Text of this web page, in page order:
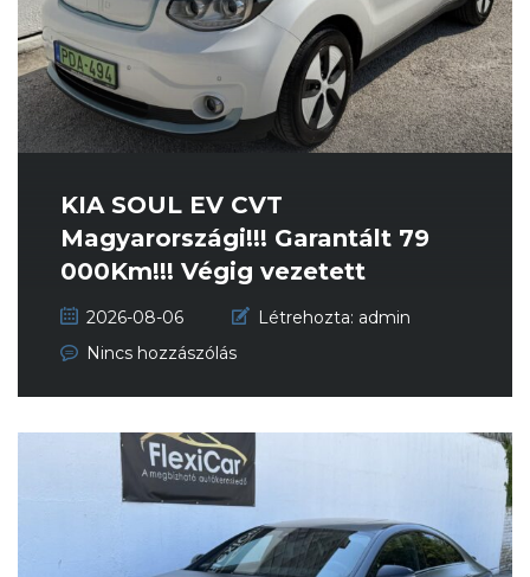
KIA SOUL EV CVT
Magyarországi!!! Garantált 79
000Km!!! Végig vezetett
szervizkönyv!!!
2026-08-06 Létrehozta: admin
Nincs hozzászólás